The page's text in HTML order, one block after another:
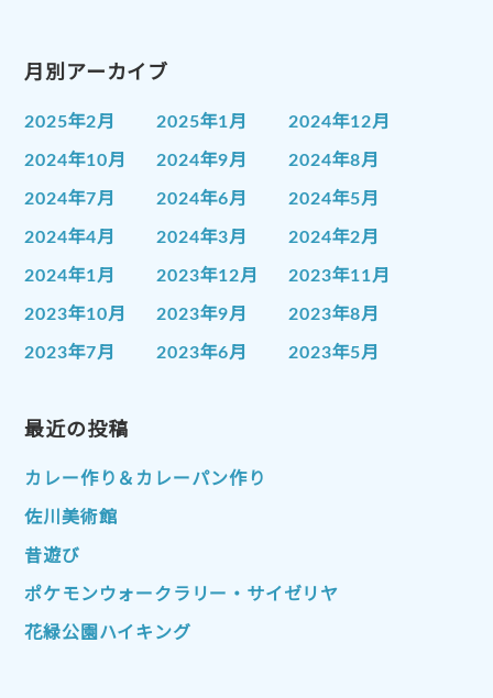
月別アーカイブ
2025年2月 2025年1月 2024年12月
2024年10月 2024年9月 2024年8月
2024年7月 2024年6月 2024年5月
2024年4月 2024年3月 2024年2月
2024年1月 2023年12月 2023年11月
2023年10月 2023年9月 2023年8月
2023年7月 2023年6月 2023年5月
2023年1月
2022年10月 2022年9月
2022年7月
2022年4月
2022年1月 2021年12月 2021年11月
2021年10月 2021年9月
最近の投稿
カレー作り＆カレーパン作り
佐川美術館
昔遊び
ポケモンウォークラリー・サイゼリヤ
花緑公園ハイキング